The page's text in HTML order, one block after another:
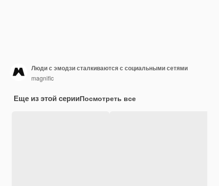
Люди с эмодзи сталкиваются с социальными сетями
magnific
Еще из этой серииПосмотреть все